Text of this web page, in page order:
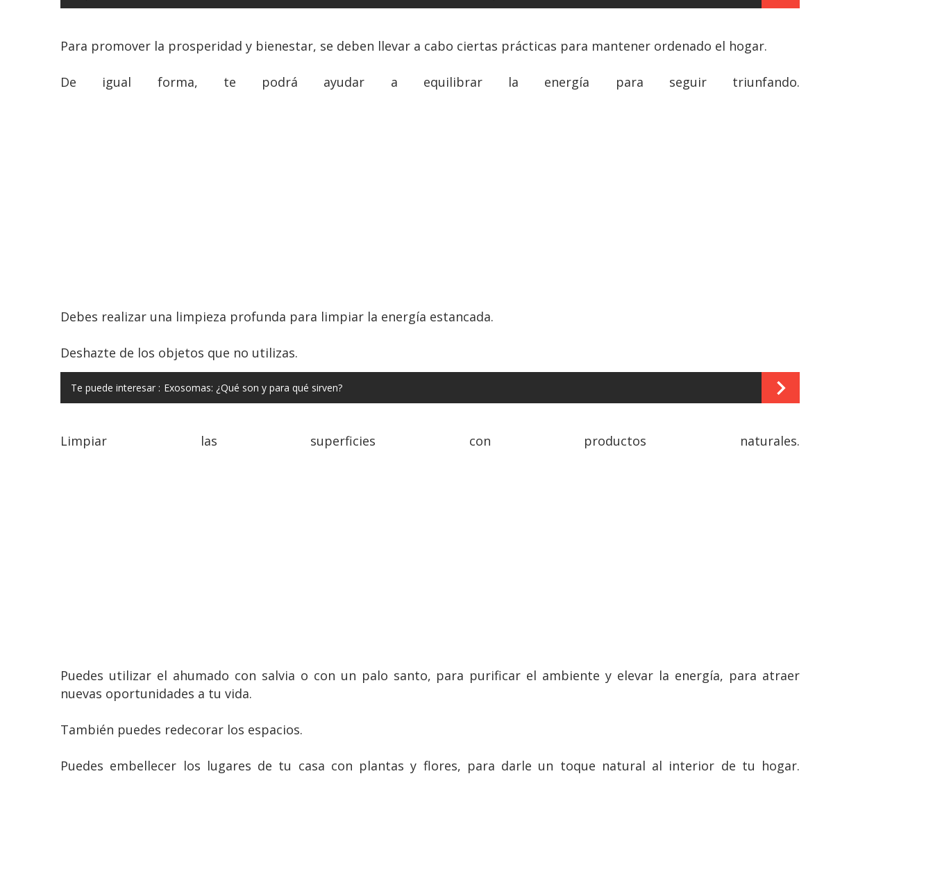
Para promover la prosperidad y bienestar, se deben llevar a cabo ciertas prácticas para mantener ordenado el hogar.
De igual forma, te podrá ayudar a equilibrar la energía para seguir triunfando.
Debes realizar una limpieza profunda para limpiar la energía estancada.
Deshazte de los objetos que no utilizas.
Te puede interesar : Exosomas: ¿Qué son y para qué sirven?
Limpiar las superficies con productos naturales.
Puedes utilizar el ahumado con salvia o con un palo santo, para purificar el ambiente y elevar la energía, para atraer
nuevas oportunidades a tu vida.
También puedes redecorar los espacios.
Puedes embellecer los lugares de tu casa con plantas y flores, para darle un toque natural al interior de tu hogar.